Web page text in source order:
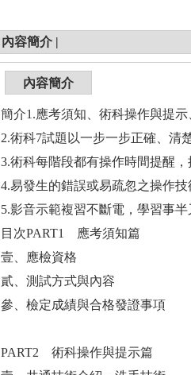
內容簡介 |
內容簡介
簡介1.應考須知、術科操作與提
2.術科7試題以一步一步正確、清
3.術科每階段都有操作時間提醒，
4.易發生的錯誤或易疏忽之操作技
5.影音示範複習不斷電，學習事半
目次PART1 應考須知篇
壹、應檢資格
貳、測試方式與內容
參、檢定成績與合格發證事項
PART2 術科操作與提示篇